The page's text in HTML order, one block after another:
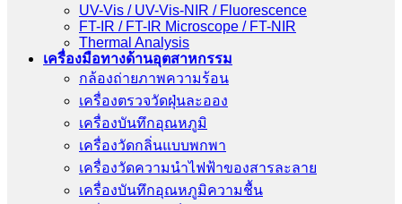
UV-Vis / UV-Vis-NIR / Fluorescence
FT-IR / FT-IR Microscope / FT-NIR
Thermal Analysis
เครื่องมือทางด้านอุตสาหกรรม
กล้องถ่ายภาพความร้อน
เครื่องตรวจวัดฝุ่นละออง
เครื่องบันทึกอุณหภูมิ
เครื่องวัดกลิ่นแบบพกพา
เครื่องวัดความนําไฟฟ้าของสารละลาย
เครื่องบันทึกอุณหภูมิความชื้น